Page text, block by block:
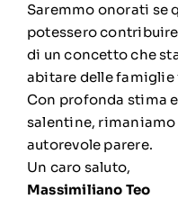
Saremmo onorati se
potessero
di un concetto che
abitare delle famiglie
Con profonda stima
salentine, rimaniamo
autorevole parere.
Un caro saluto,
Massimiliano Teo